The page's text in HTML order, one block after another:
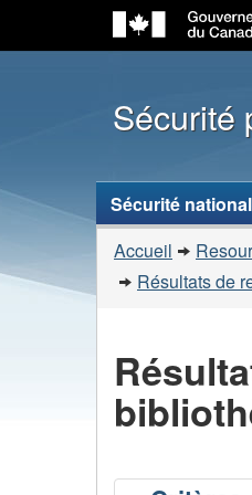
Sécurité
Menu
des
sujets
Sécurité
Vous
êtes
Accueil
Résultats de